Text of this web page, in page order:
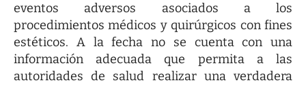
eventos adversos asociados a los
procedimientos médicos y quirúrgicos con fines
estéticos. A la fecha no se cuenta con una
información adecuada que permita a las
autoridades de salud realizar una verdadera